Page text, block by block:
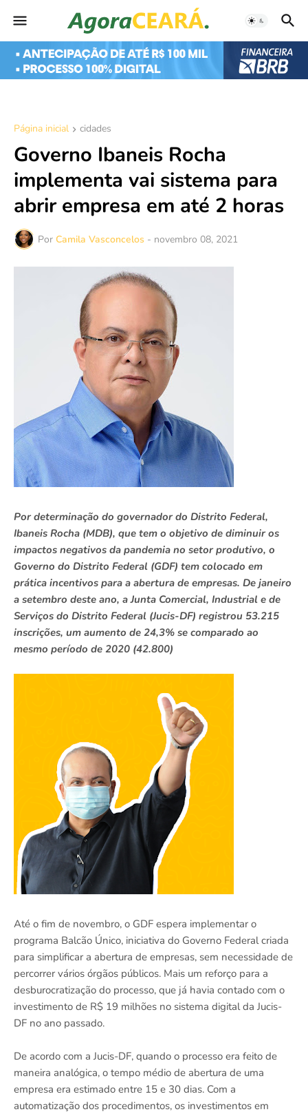
Página inicial cidades
Governo Ibaneis Rocha
implementa vai sistema para
abrir empresa em até 2 horas
Por Camila Vasconcelos - novembro 08, 2021
Por determinação do governador do Distrito Federal,
Ibaneis Rocha (MDB), que tem o objetivo de diminuir os
impactos negativos da pandemia no setor produtivo, o
Governo do Distrito Federal (GDF) tem colocado em
prática incentivos para a abertura de empresas. De janeiro
a setembro deste ano, a Junta Comercial, Industrial e de
Serviços do Distrito Federal (Jucis-DF) registrou 53.215
inscrições, um aumento de 24,3% se comparado ao
mesmo período de 2020 (42.800)
Até o fim de novembro, o GDF espera implementar o
programa Balcão Único, iniciativa do Governo Federal criada
para simplificar a abertura de empresas, sem necessidade de
percorrer vários órgãos públicos. Mais um reforço para a
desburocratização do processo, que já havia contado com o
investimento de R$ 19 milhões no sistema digital da Jucis-
DF no ano passado.
De acordo com a Jucis-DF, quando o processo era feito de
maneira analógica, o tempo médio de abertura de uma
empresa era estimado entre 15 e 30 dias. Com a
automatização dos procedimentos, os investimentos em